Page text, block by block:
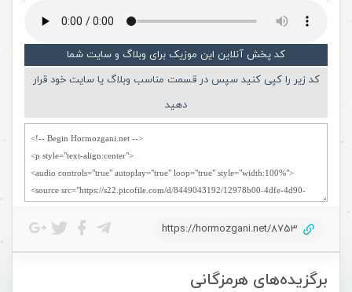
برگزیده‌های هرمزگانی
کد پخش آنلاین این موزیک برای وبلاگ و سایت شما
کد زیر را کپی کنید سپس در قسمت مناسب وبلاگ یا سایت خود قرار
دهید
https://hormozgani.net/8753